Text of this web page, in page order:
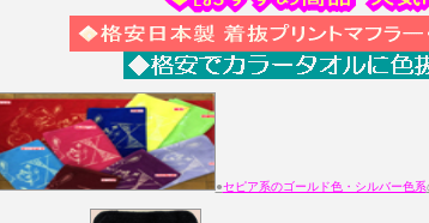
●セピア系のゴールド色・シルバー色系